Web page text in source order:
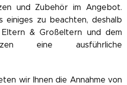
und Zubehör im Angebot.
einiges zu beachten, deshalb
& Großeltern und dem
eine ausführliche
wir Ihnen die Annahme von